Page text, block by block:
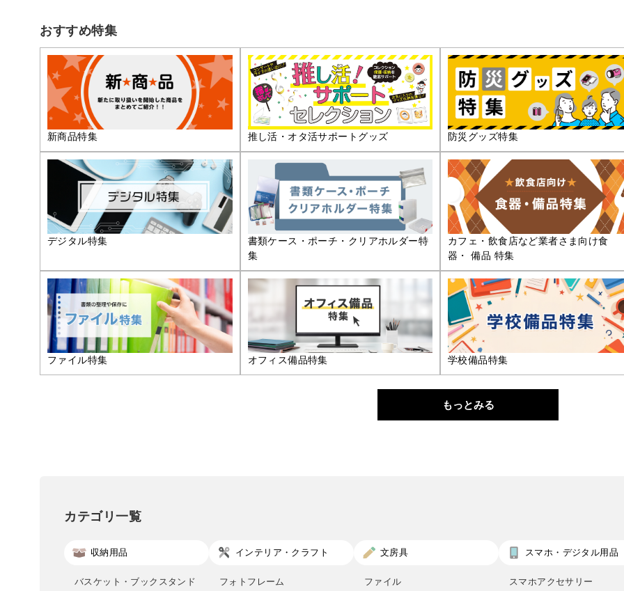
おすすめ特集
新商品特集 推し活・オタ活サポートグッズ 防災グッズ特集
デジタル特集
書類ケース・ポーチ・クリアホルダー特
集
カフェ・飲食店など業者さま向け食
器・ 備品 特集
ファイル特集 オフィス備品特集 学校備品特集
もっとみる
カテゴリ一覧
収納用品
バスケット・ブックスタンド
インテリア・クラフト
フォトフレーム
文房具
ファイル
スマホ・デジタル用品
スマホアクセサリー